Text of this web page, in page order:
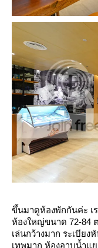
ขึ้นมาดูห้องพักกันค่ะ เ
ห้องใหญ่ขนาด 72-84
เล่นกว้างมาก ระเบีย
เทพมาก ห้องอาบน้ำแ